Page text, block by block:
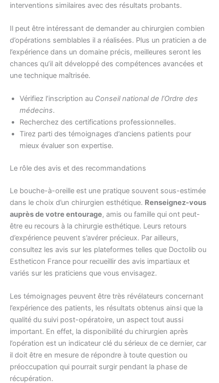
interventions similaires avec des résultats probants.
Il peut être intéressant de demander au chirurgien combien
d’opérations semblables il a réalisées. Plus un praticien a de
l’expérience dans un domaine précis, meilleures seront les
chances qu’il ait développé des compétences avancées et
une technique maîtrisée.
Vérifiez l’inscription au Conseil national de l’Ordre des
médecins.
Recherchez des certifications professionnelles.
Tirez parti des témoignages d’anciens patients pour
mieux évaluer son expertise.
Le rôle des avis et des recommandations
Le bouche-à-oreille est une pratique souvent sous-estimée
dans le choix d’un chirurgien esthétique. Renseignez-vous
auprès de votre entourage, amis ou famille qui ont peut-
être eu recours à la chirurgie esthétique. Leurs retours
d’expérience peuvent s’avérer précieux. Par ailleurs,
consultez les avis sur les plateformes telles que Doctolib ou
Estheticon France pour recueillir des avis impartiaux et
variés sur les praticiens que vous envisagez.
Les témoignages peuvent être très révélateurs concernant
l’expérience des patients, les résultats obtenus ainsi que la
qualité du suivi post-opératoire, un aspect tout aussi
important. En effet, la disponibilité du chirurgien après
l’opération est un indicateur clé du sérieux de ce dernier, car
il doit être en mesure de répondre à toute question ou
préoccupation qui pourrait surgir pendant la phase de
récupération.